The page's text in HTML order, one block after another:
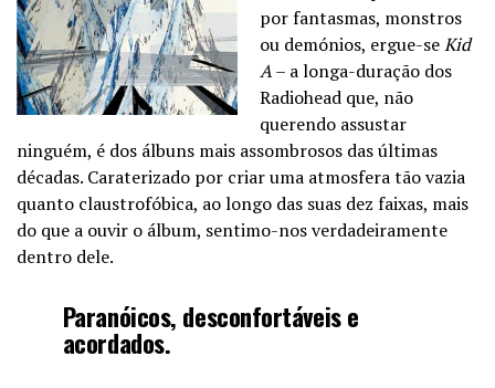
por fantasmas, monstros
ou demónios, ergue-seKid
A– a longa-duração dos
Radiohead que, não
querendo assustar
ninguém, é dos álbuns mais assombrosos das últimas
décadas. Caraterizado por criar uma atmosfera tão vazia
quanto claustrofóbica, ao longo das suas dez faixas, mais
do que a ouvir o álbum, sentimo-nos verdadeiramente
dentro dele.
Paranóicos, desconfortáveis e
acordados.